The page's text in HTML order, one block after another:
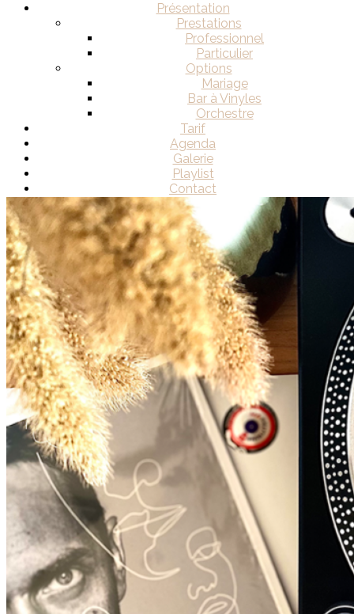
Présentation
Prestations
Professionnel
Particulier
Options
Mariage
Bar à Vinyles
Orchestre
Tarif
Agenda
Galerie
Playlist
Contact